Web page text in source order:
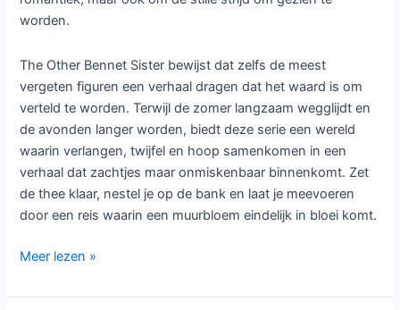
worden.
The Other Bennet Sister bewijst dat zelfs de meest
vergeten figuren een verhaal dragen dat het waard is om
verteld te worden. Terwijl de zomer langzaam wegglijdt en
de avonden langer worden, biedt deze serie een wereld
waarin verlangen, twijfel en hoop samenkomen in een
verhaal dat zachtjes maar onmiskenbaar binnenkomt. Zet
de thee klaar, nestel je op de bank en laat je meevoeren
door een reis waarin een muurbloem eindelijk in bloei komt.
De
kant
Meer lezen »